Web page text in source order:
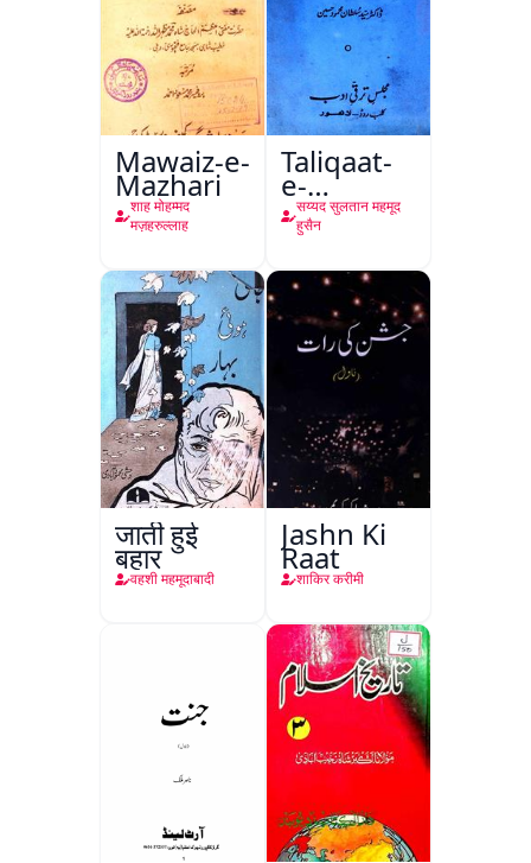
Mawaiz-e-
Mazhari
शाह मोहम्मद
मज़हरुल्लाह
Taliqaat-
e-
Khutbat-
e-Garcin
सय्यद सुलतान महमूद
हुसैन
जाती हुई
बहार
वहशी महमूदाबादी
Jashn Ki
Raat
शाकिर करीमी